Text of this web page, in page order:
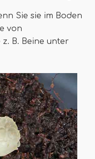
Sie sie im Boden
von
B. Beine unter